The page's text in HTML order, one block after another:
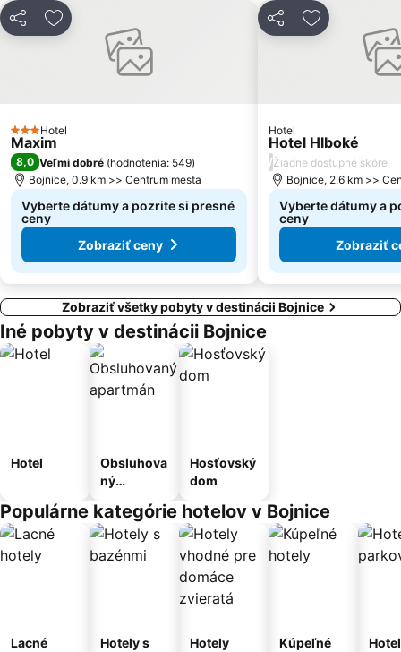
Javorinka Čičmany
Kammerhof - Baníctvo na Slovensku
Žilina-Bánová
Pleše – Podkonice
Mojšová Lúčka
Uľanka
ZdieľaťPridať do obľúbených
3 Počet hviezdičiek
Hotel
Maxim
8,0 Veľmi dobré (hodnotenia: 549)
Bojnice, 0.9 km >> Centrum mesta
Vyberte dátumy a pozrite si presné
ceny
Zobraziť ceny
ZdieľaťPridať do
Hotel
Hotel Hlboké
/Žiadne dostupné skóre
Bojnice, 2.6 km >>
Vyberte dátumy a
ceny
Zobraziť
Zobraziť všetky pobyty v destinácii Bojnice
Iné pobyty v destinácii Bojnice
Hotel
Obsluhova
ný
Hosťovský
dom
Populárne kategórie hotelov v Bojnice
Lacné
Hotely s
Hotely
Kúpeľné